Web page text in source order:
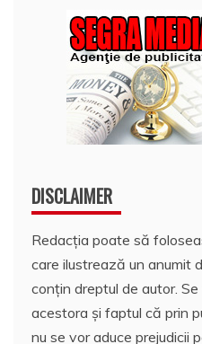
DISCLAIMER
Redacția poate să
care ilustrează un anumit
conțin dreptul de autor.
acestora și faptul că prin
nu se vor aduce prejudicii